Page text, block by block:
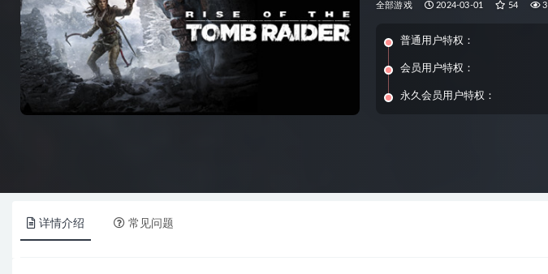
全部游戏 2024-03-01 54
普通用户特权：
会员用户特权：
永久会员用户特权：
详情介绍 常见问题